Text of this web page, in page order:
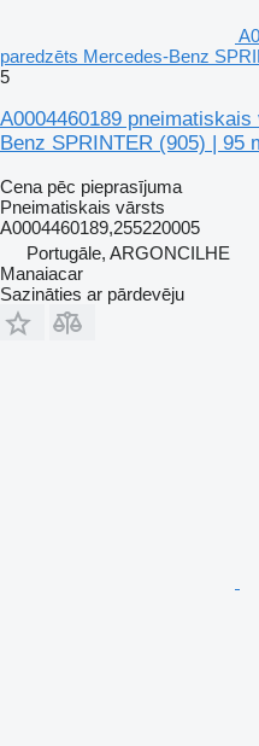
paredzēts Mercedes-Benz
5
A0004460189
Benz SPRINTER (905) | 95
Cena pēc pieprasījuma
Pneimatiskais vārsts
A0004460189,255220005
Portugāle, ARGONCILHE
Manaiacar
Sazināties ar pārdevēju